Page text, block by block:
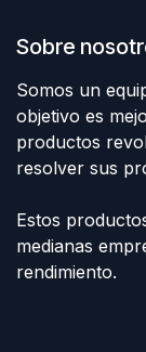
Sobre
Somos un
objetivo es
productos
resolver sus
Estos
medianas
rendimiento.